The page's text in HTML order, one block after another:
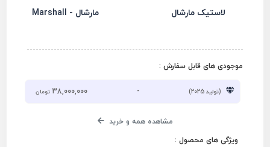
لاستیک مارشال مارشال - Marshall
موجودی های قابل سفارش :
(تولید 2025) -
38,000,000 تومان
مشاهده همه و خرید
ویژگی های محصول :